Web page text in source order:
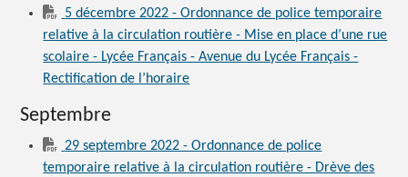
5 décembre 2022 - Ordonnance de police temporaire
relative à la circulation routière - Mise en place d’une rue
scolaire - Lycée Français - Avenue du Lycée Français -
Rectification de l’horaire
Septembre
29 septembre 2022 - Ordonnance de police
temporaire relative à la circulation routière - Drève des